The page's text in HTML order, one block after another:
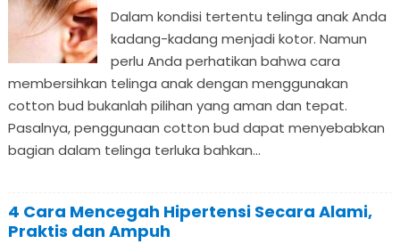
Dalam kondisi tertentu telinga anak Anda
kadang-kadang menjadi kotor. Namun
perlu Anda perhatikan bahwa cara
membersihkan telinga anak dengan menggunakan
cotton bud bukanlah pilihan yang aman dan tepat.
Pasalnya, penggunaan cotton bud dapat menyebabkan
bagian dalam telinga terluka bahkan...
4 Cara Mencegah Hipertensi Secara Alami,
Praktis dan Ampuh